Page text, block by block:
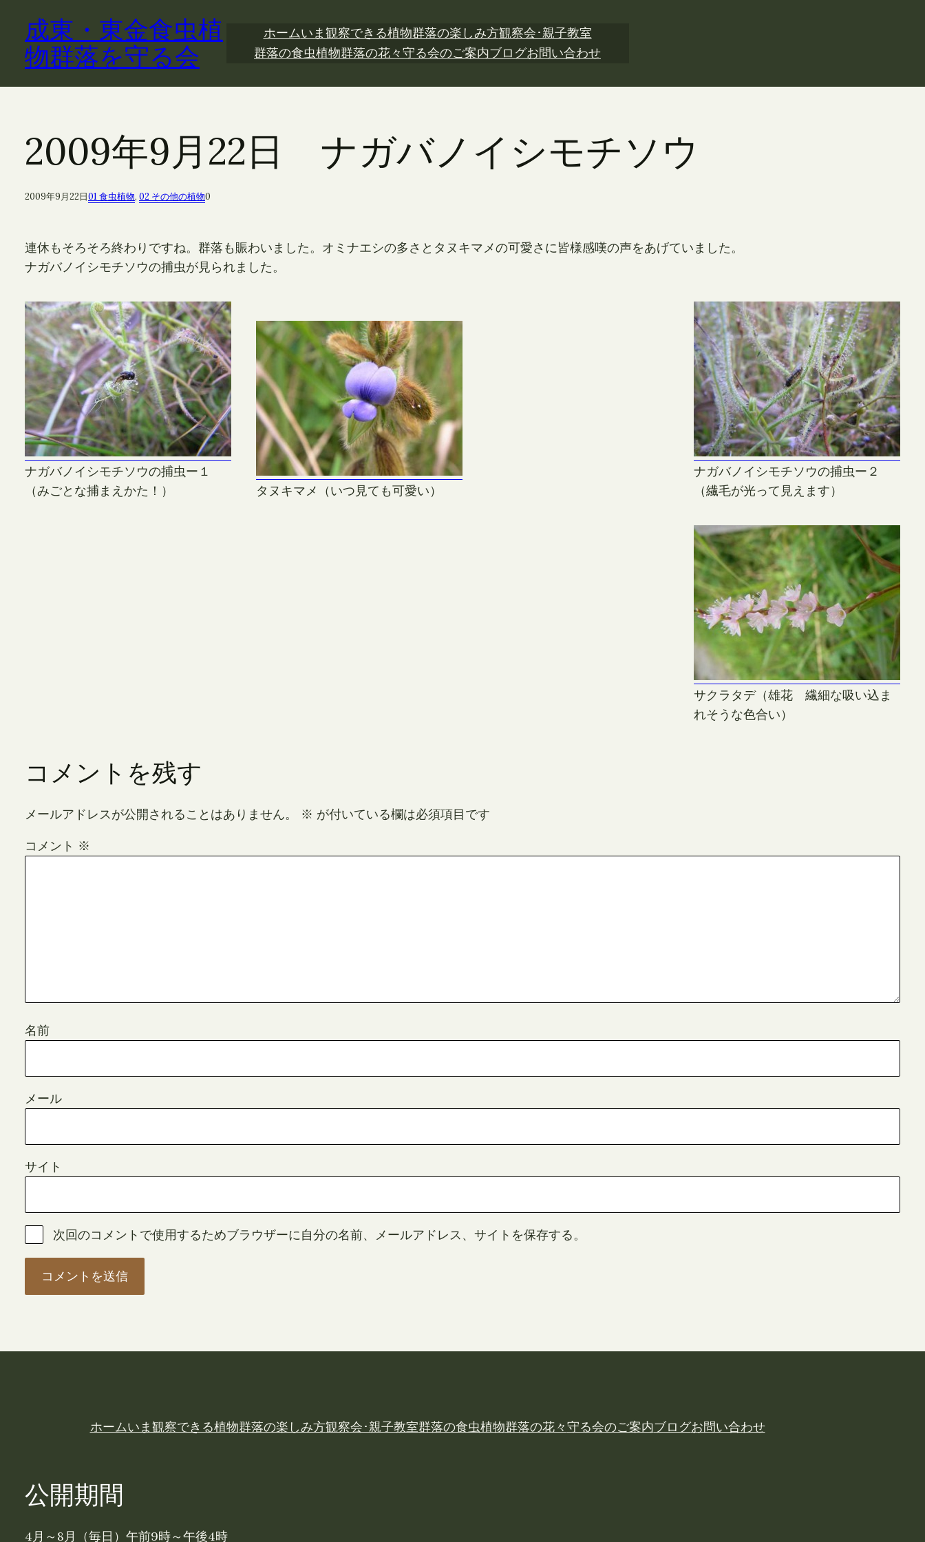
キ
成東・東金食虫植
物群落を守る会
ホームいま観察できる植物群落の楽しみ方観察会･親子教室
群落の食虫植物群落の花々守る会のご案内ブログお問い合わせ
2009年9月22日 ナガバノイシモチソウ
2009年9月22日01 食虫植物, 02 その他の植物0
連休もそろそろ終わりですね。群落も賑わいました。オミナエシの多さとタヌキマメの可愛さに皆様感嘆の声をあげていました。
ナガバノイシモチソウの捕虫が見られました。
ナガバノイシモチソウの捕虫ー１
（みごとな捕まえかた！）
ナガバノイシモチソウの捕虫ー２
（繊毛が光って見えます）
タヌキマメ（いつ見ても可愛い）
サクラタデ（雄花 繊細な吸い込ま
れそうな色合い）
コメントを残す
メールアドレスが公開されることはありません。 ※ が付いている欄は必須項目です
コメント ※
名前
メール
サイト
次回のコメントで使用するためブラウザーに自分の名前、メールアドレス、サイトを保存する。
ホームいま観察できる植物群落の楽しみ方観察会･親子教室群落の食虫植物群落の花々守る会のご案内ブログお問い合わせ
公開期間
4月～8月（毎日）午前9時～午後4時